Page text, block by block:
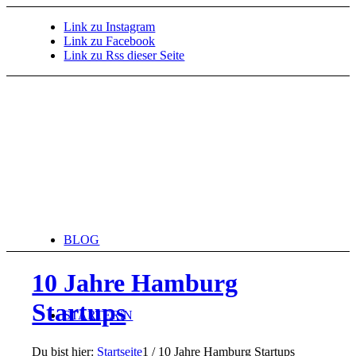
Link zu Instagram
Link zu Facebook
Link zu Rss dieser Seite
BLOG
STARTERiN
10 Jahre Hamburg
Startups
Du bist hier: Startseite1 / 10 Jahre Hamburg Startups